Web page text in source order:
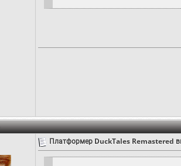
Платформер DuckTales Remastered